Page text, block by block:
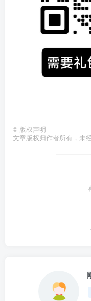
© 版权声明
文章版权归作者所有，未